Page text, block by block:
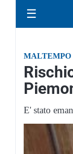
☰
MALTEMPO
E' stato